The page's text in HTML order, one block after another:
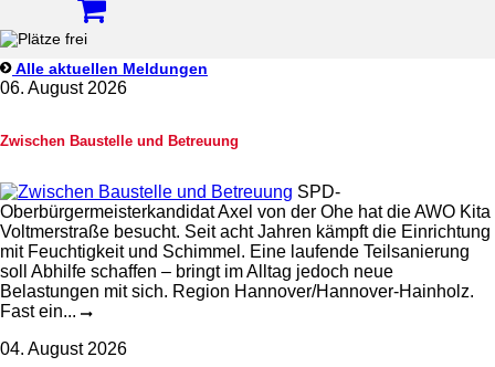
Alle aktuellen Meldungen
06. August 2026
Zwischen Baustelle und Betreuung
SPD-
Oberbürgermeisterkandidat Axel von der Ohe hat die AWO Kita
Voltmerstraße besucht. Seit acht Jahren kämpft die Einrichtung
mit Feuchtigkeit und Schimmel. Eine laufende Teilsanierung
soll Abhilfe schaffen – bringt im Alltag jedoch neue
Belastungen mit sich. Region Hannover/Hannover-Hainholz.
Fast ein...
04. August 2026